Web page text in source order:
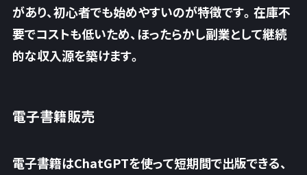
があり、初心者でも始めやすいのが特徴です。在庫不
要でコストも低いため、ほったらかし副業として継続
的な収入源を築けます。
電子書籍販売
電子書籍はChatGPTを使って短期間で出版できる、